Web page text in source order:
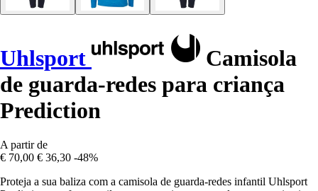
Uhlsport
Camisola
de guarda-redes para criança
Prediction
A partir de
€ 70,00 € 36,30 -48%
Proteja a sua baliza com a camisola de guarda-redes infantil Uhlsport